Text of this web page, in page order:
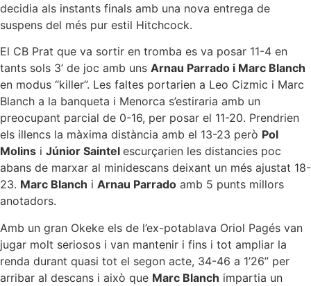
decidia als instants finals amb una nova entrega de
suspens del més pur estil Hitchcock.
El CB Prat que va sortir en tromba es va posar 11-4 en
tants sols 3’ de joc amb uns Arnau Parrado i Marc Blanch
en modus “killer”. Les faltes portarien a Leo Cizmic i Marc
Blanch a la banqueta i Menorca s’estiraria amb un
preocupant parcial de 0-16, per posar el 11-20. Prendrien
els illencs la màxima distància amb el 13-23 però Pol
Molins i Júnior Saintel escurçarien les distancies poc
abans de marxar al minidescans deixant un més ajustat 18-
23. Marc Blanch i Arnau Parrado amb 5 punts millors
anotadors.
Amb un gran Okeke els de l’ex-potablava Oriol Pagés van
jugar molt seriosos i van mantenir i fins i tot ampliar la
renda durant quasi tot el segon acte, 34-46 a 1’26” per
arribar al descans i això que Marc Blanch impartia un